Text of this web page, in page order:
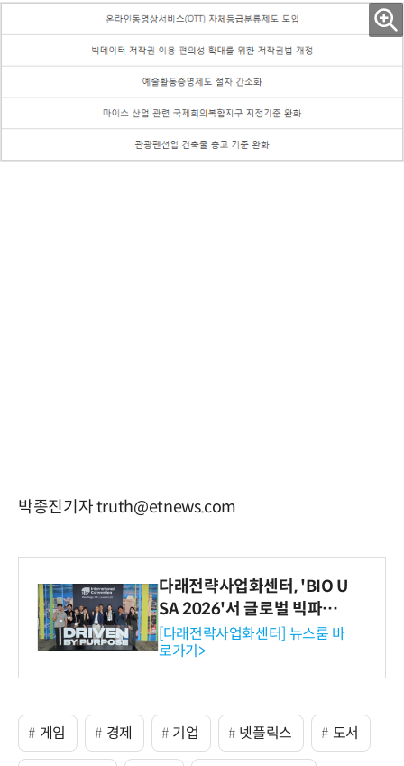
박종진기자 truth@etnews.com
다래전략사업화센터, 'BIO U
SA 2026'서 글로벌 빅파마
와의 비즈니스 미팅 지원…K
-바이오 해외 진출 교두보 확
보
[다래전략사업화센터] 뉴스룸 바
로가기>
게임 경제 기업 넷플릭스 도서